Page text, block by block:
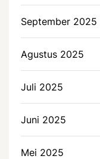
September 2025
Agustus 2025
Juli 2025
Juni 2025
Mei 2025